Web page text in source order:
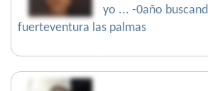
yo ... -0año
fuerteventura las palmas